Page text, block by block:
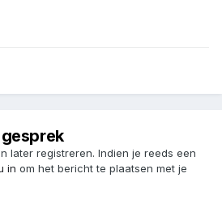
later registreren. Indien je reeds een
in om het bericht te plaatsen met je